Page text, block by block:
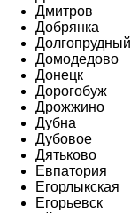
Дмитров
Добрянка
Долгопрудный
Домодедово
Донецк
Дорогобуж
Дрожжино
Дубна
Дубовое
Дятьково
Евпатория
Егорлыкская
Егорьевск